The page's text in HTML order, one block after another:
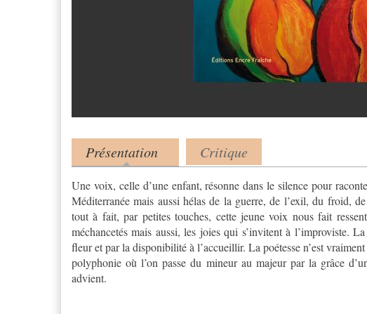
Product tabs
Présentation
(onglet actif)
Critique
Une voix, celle d’une enfant, résonne dans le silence pour
Méditerranée mais aussi hélas de la guerre, de l’exil, du froid,
tout à fait, par petites touches, cette jeune voix nous fait
méchancetés mais aussi, les joies qui s’invitent à l’improviste.
fleur et par la disponibilité à l’accueillir. La poétesse n’est
polyphonie où l’on passe du mineur au majeur par la grâce
advient.